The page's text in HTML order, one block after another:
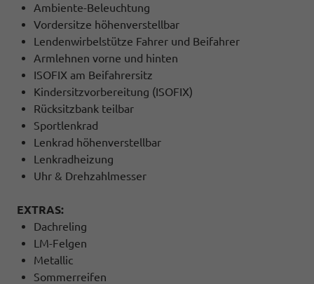
Ambiente-Beleuchtung
Vordersitze höhenverstellbar
Lendenwirbelstütze Fahrer und Beifahrer
Armlehnen vorne und hinten
ISOFIX am Beifahrersitz
Kindersitzvorbereitung (ISOFIX)
Rücksitzbank teilbar
Sportlenkrad
Lenkrad höhenverstellbar
Lenkradheizung
Uhr & Drehzahlmesser
EXTRAS:
Dachreling
LM-Felgen
Metallic
Sommerreifen